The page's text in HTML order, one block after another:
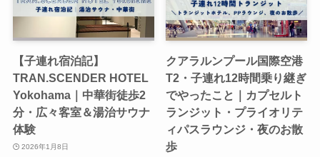
【子連れ宿泊記】
TRAN.SCENDER HOTEL
Yokohama｜中華街徒歩2
分・広々客室＆湯治サウナ
体験
2026年1月8日
クアラルンプール国際空港
T2・子連れ12時間乗り継ぎ
でやったこと｜カプセルト
ランジット・プライオリテ
ィパスラウンジ・夜のお散
歩